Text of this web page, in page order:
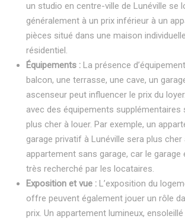
un studio en centre-ville de Lunéville se
généralement à un prix inférieur à un
pièces situé dans une maison
résidentiel.
Équipements : La présence
balcon, une terrasse, une cave, un
ascenseur peut influencer le prix du
avec des équipements supplémentaires
plus cher à louer. Par exemple, un
garage privatif à Lunéville sera plus cher
appartement sans garage, car le garage
très recherché par les locataires.
Exposition et vue : L’exposition du
offre peuvent également jouer un rôle
prix. Un appartement lumineux,